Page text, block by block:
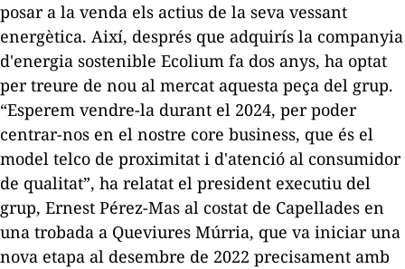
posar a la venda els actius de la seva vessant
energètica. Així, després que adquirís la companyia
d'energia sostenible Ecolium fa dos anys, ha optat
per treure de nou al mercat aquesta peça del grup.
“Esperem vendre-la durant el 2024, per poder
centrar-nos en el nostre core business, que és el
model telco de proximitat i d'atenció al consumidor
de qualitat”, ha relatat el president executiu del
grup, Ernest Pérez-Mas al costat de Capellades en
una trobada a Queviures Múrria, que va iniciar una
nova etapa al desembre de 2022 precisament amb